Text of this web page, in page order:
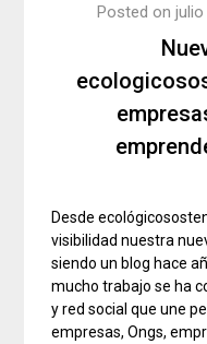
Posted on julio
Desde
visibilidad nuestra
siendo un blog hace
mucho trabajo se ha
y red social que une
empresas, Ongs,